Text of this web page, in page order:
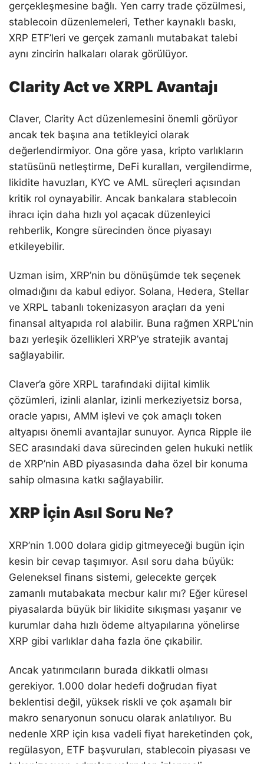
gerçekleşmesine bağlı. Yen carry trade çözülmesi,
stablecoin düzenlemeleri, Tether kaynaklı baskı,
XRP ETF’leri ve gerçek zamanlı mutabakat talebi
aynı zincirin halkaları olarak görülüyor.
Clarity Act ve XRPL Avantajı
Claver, Clarity Act düzenlemesini önemli görüyor
ancak tek başına ana tetikleyici olarak
değerlendirmiyor. Ona göre yasa, kripto varlıkların
statüsünü netleştirme, DeFi kuralları, vergilendirme,
likidite havuzları, KYC ve AML süreçleri açısından
kritik rol oynayabilir. Ancak bankalara stablecoin
ihracı için daha hızlı yol açacak düzenleyici
rehberlik, Kongre sürecinden önce piyasayı
etkileyebilir.
Uzman isim, XRP’nin bu dönüşümde tek seçenek
olmadığını da kabul ediyor. Solana, Hedera, Stellar
ve XRPL tabanlı tokenizasyon araçları da yeni
finansal altyapıda rol alabilir. Buna rağmen XRPL’nin
bazı yerleşik özellikleri XRP’ye stratejik avantaj
sağlayabilir.
Claver’a göre XRPL tarafındaki dijital kimlik
çözümleri, izinli alanlar, izinli merkeziyetsiz borsa,
oracle yapısı, AMM işlevi ve çok amaçlı token
altyapısı önemli avantajlar sunuyor. Ayrıca Ripple ile
SEC arasındaki dava sürecinden gelen hukuki netlik
de XRP’nin ABD piyasasında daha özel bir konuma
sahip olmasına katkı sağlayabilir.
XRP İçin Asıl Soru Ne?
XRP’nin 1.000 dolara gidip gitmeyeceği bugün için
kesin bir cevap taşımıyor. Asıl soru daha büyük:
Geleneksel finans sistemi, gelecekte gerçek
zamanlı mutabakata mecbur kalır mı? Eğer küresel
piyasalarda büyük bir likidite sıkışması yaşanır ve
kurumlar daha hızlı ödeme altyapılarına yönelirse
XRP gibi varlıklar daha fazla öne çıkabilir.
Ancak yatırımcıların burada dikkatli olması
gerekiyor. 1.000 dolar hedefi doğrudan fiyat
beklentisi değil, yüksek riskli ve çok aşamalı bir
makro senaryonun sonucu olarak anlatılıyor. Bu
nedenle XRP için kısa vadeli fiyat hareketinden çok,
regülasyon, ETF başvuruları, stablecoin piyasası ve